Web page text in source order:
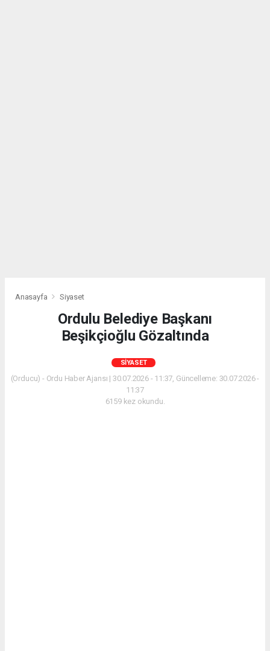
Anasayfa Siyaset
Ordulu Belediye Başkanı
Beşikçioğlu Gözaltında
SIYASET
(Orducu) - Ordu Haber Ajansı | 30.07.2026 - 11:37, Güncelleme: 30.07.2026 -
11:37
6159 kez okundu.